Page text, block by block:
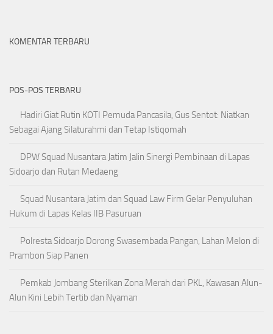
KOMENTAR TERBARU
POS-POS TERBARU
Hadiri Giat Rutin KOTI Pemuda Pancasila, Gus Sentot: Niatkan
Sebagai Ajang Silaturahmi dan Tetap Istiqomah
DPW Squad Nusantara Jatim Jalin Sinergi Pembinaan di Lapas
Sidoarjo dan Rutan Medaeng
Squad Nusantara Jatim dan Squad Law Firm Gelar Penyuluhan
Hukum di Lapas Kelas IIB Pasuruan
Polresta Sidoarjo Dorong Swasembada Pangan, Lahan Melon di
Prambon Siap Panen
Pemkab Jombang Sterilkan Zona Merah dari PKL, Kawasan Alun-
Alun Kini Lebih Tertib dan Nyaman